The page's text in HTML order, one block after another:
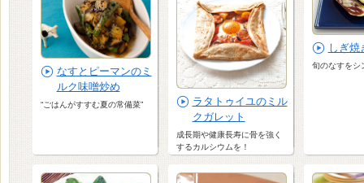
なすとピーマンのミ
ルク味噌炒め
“ごはんがすすむ夏の常備菜”
ラタトゥイユのミル
クガレット
成長期や健康長寿に骨を強く
するカルシウムを！
しぎ焼
旬のなすをシ